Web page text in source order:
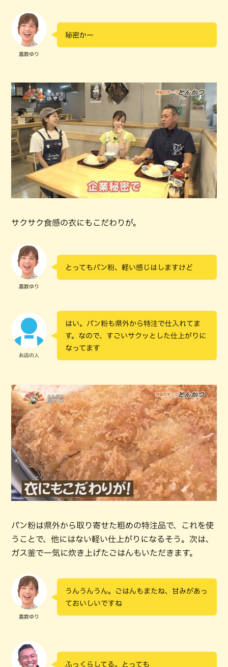
嘉数ゆり
秘密かー
サクサク食感の衣にもこだわりが。
嘉数ゆり
とってもパン粉、軽い感じはしますけど
お店の人
はい。パン粉も県外から特注で仕入れてま
す。なので、すごいサクッとした仕上がりに
なってます
パン粉は県外から取り寄せた粗めの特注品で、これを使
うことで、他にはない軽い仕上がりになるそう。次は、
ガス釜で一気に炊き上げたごはんもいただきます。
嘉数ゆり
うんうんうん。ごはんもまたね、甘みがあっ
ておいしいですね
ふっくらしてる。とっても